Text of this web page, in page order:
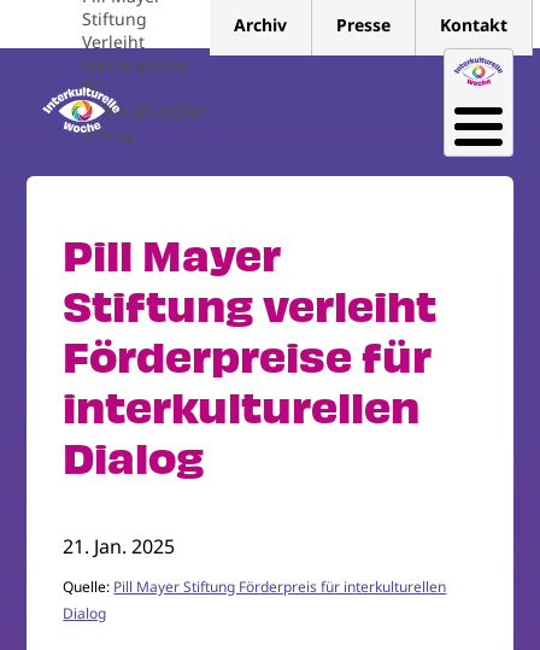
Stiftung
Verleiht
Förderpreise
Für
Interkulturellen
Dialog
Archiv Presse Kontakt
Pill Mayer
Stiftung verleiht
Förderpreise für
interkulturellen
Dialog
21. Jan. 2025
Quelle: Pill Mayer Stiftung Förderpreis für interkulturellen
Dialog